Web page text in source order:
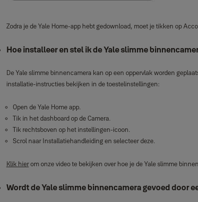
Zodra je de Yale Home‑app hebt gedownload, moet je tikken op
Hoe installeer en stel ik de Yale slimme
De Yale slimme binnencamera kan op een oppervlak worden
installatie‑instructies bekijken in de toestelinstellingen:
Open de Yale Home app.
Tik in het dashboard op de Camera.
Tik rechtsboven op het instellingen‑icoon.
Scrol naar Installatiehandleiding en selecteer deze.
Klik hierom onze video te bekijken over hoe je de Yale slimme
Wordt de Yale slimme binnencamera gevoed door